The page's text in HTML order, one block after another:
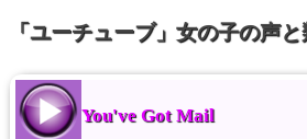
「ユーチューブ」女の子の声
You've Got Mail